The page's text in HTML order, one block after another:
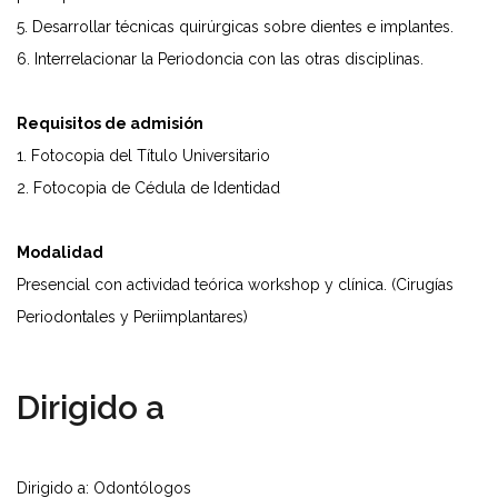
5. Desarrollar técnicas quirúrgicas sobre dientes e implantes.
6. Interrelacionar la Periodoncia con las otras disciplinas.
Requisitos de admisión
1. Fotocopia del Título Universitario
2. Fotocopia de Cédula de Identidad
Modalidad
Presencial con actividad teórica workshop y clínica. (Cirugías
Periodontales y Periimplantares)
Dirigido a
Dirigido a: Odontólogos